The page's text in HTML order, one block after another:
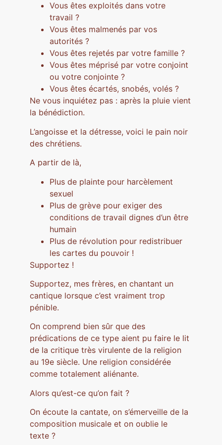
Vous êtes exploités dans votre
travail ?
Vous êtes malmenés par vos
autorités ?
Vous êtes rejetés par votre famille ?
Vous êtes méprisé par votre conjoint
ou votre conjointe ?
Vous êtes écartés, snobés, volés ?
Ne vous inquiétez pas : après la pluie vient
la bénédiction.
L’angoisse et la détresse, voici le pain noir
des chrétiens.
A partir de là,
Plus de plainte pour harcèlement
sexuel
Plus de grève pour exiger des
conditions de travail dignes d’un être
humain
Plus de révolution pour redistribuer
les cartes du pouvoir !
Supportez !
Supportez, mes frères, en chantant un
cantique lorsque c’est vraiment trop
pénible.
On comprend bien sûr que des
prédications de ce type aient pu faire le lit
de la critique très virulente de la religion
au 19e siècle. Une religion considérée
comme totalement aliénante.
Alors qu’est-ce qu’on fait ?
On écoute la cantate, on s’émerveille de la
composition musicale et on oublie le
texte ?